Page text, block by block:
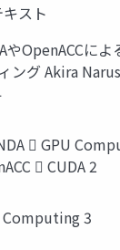
スト
やOpenACCによ
ング Akira
 GPU
 CUDA 2
Computing 3